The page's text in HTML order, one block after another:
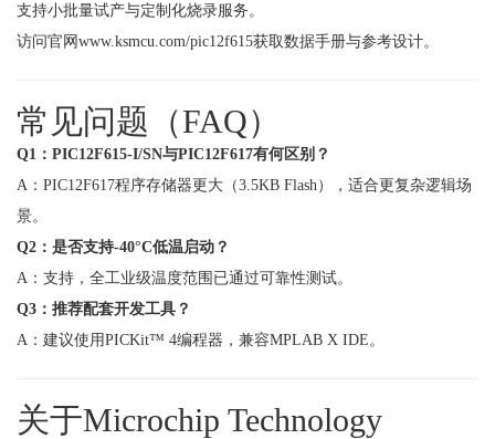
支持小批量试产与定制化烧录服务。
访问官网 www.ksmcu.com/pic12f615获取数据手册与参考设计。
常见问题（FAQ）
Q1：PIC12F615-I/SN与PIC12F617有何区别？
A：PIC12F617程序存储器更大（3.5KB Flash），适合更复杂逻辑场
景。
Q2：是否支持-40°C低温启动？
A：支持，全工业级温度范围已通过可靠性测试。
Q3：推荐配套开发工具？
A：建议使用PICKit™ 4编程器，兼容MPLAB X IDE。
关于Microchip Technology